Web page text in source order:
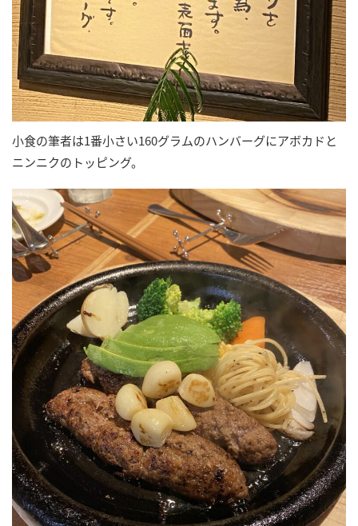
小食の筆者は1番小さい160グラムのハンバーグにアボカドと
ニンニクのトッピング。